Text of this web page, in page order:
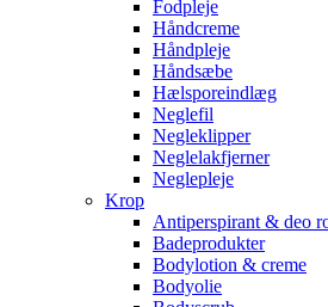
Fodpleje
Håndcreme
Håndpleje
Håndsæbe
Hælsporeindlæg
Neglefil
Negleklipper
Neglelakfjerner
Neglepleje
Krop
Antiperspirant & deo
Badeprodukter
Bodylotion & creme
Bodyolie